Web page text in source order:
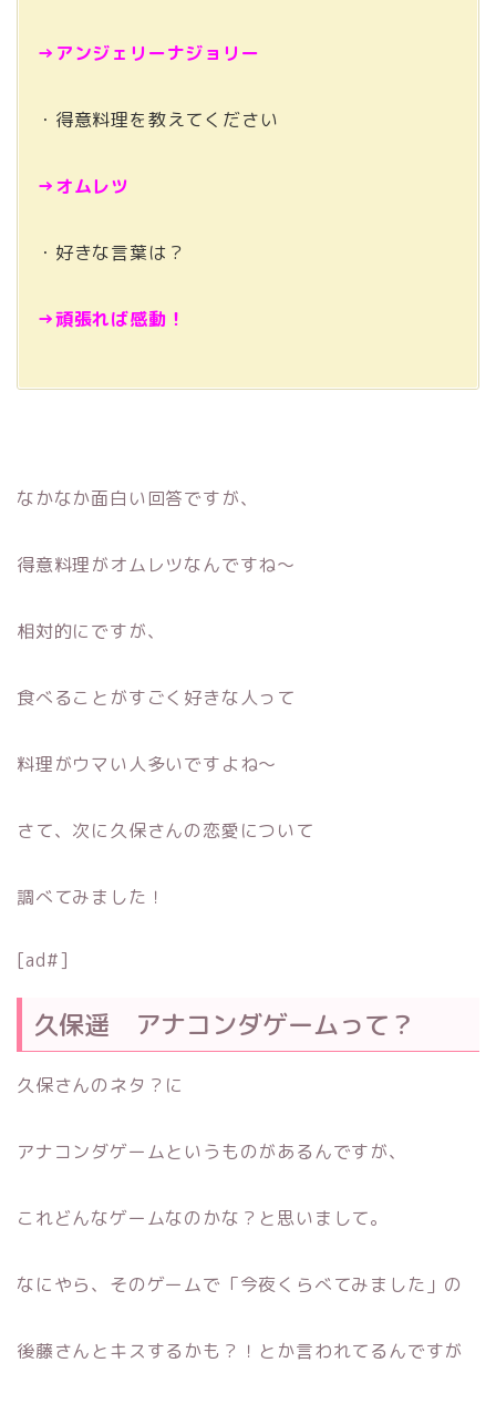
→アンジェリーナジョリー
・得意料理を教えてください
→オムレツ
・好きな言葉は？
→頑張れば感動！
なかなか面白い回答ですが、
得意料理がオムレツなんですね〜
相対的にですが、
食べることがすごく好きな人って
料理がウマい人多いですよね〜
さて、次に久保さんの恋愛について
調べてみました！
[ad#]
久保遥 アナコンダゲームって？
久保さんのネタ？に
アナコンダゲームというものがあるんですが、
これどんなゲームなのかな？と思いまして。
なにやら、そのゲームで「今夜くらべてみました」の
後藤さんとキスするかも？！とか言われてるんですが